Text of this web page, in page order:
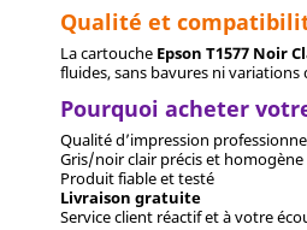
Qualité et
La cartouche Epson T1577 Noir
fluides, sans bavures ni variations
Pourquoi acheter
Qualité d’impression
Gris/noir clair précis et homogène
Produit fiable et testé
Livraison gratuite
Service client réactif et à votre